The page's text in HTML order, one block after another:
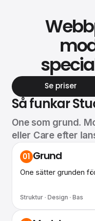
Se priser
Så funkar
One som grund.
eller Care efter
01 Grund
One sätter grunden
Struktur · Design · Bas